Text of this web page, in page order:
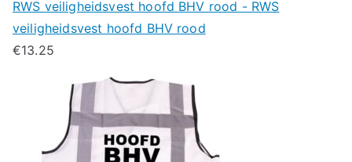
RWS veiligheidsvest hoofd BHV rood - RWS
veiligheidsvest hoofd BHV rood
€13.25